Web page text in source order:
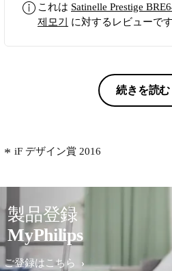
류도 방법도 참 다양하게 출시
지만, 저에게 제모기는 언제나 필
これは Satinelle Prestige
제모기
に対するレビューです
続きを読む
iF デザイン賞 2016
製品登録
MyPhilips
ご登録はこちら